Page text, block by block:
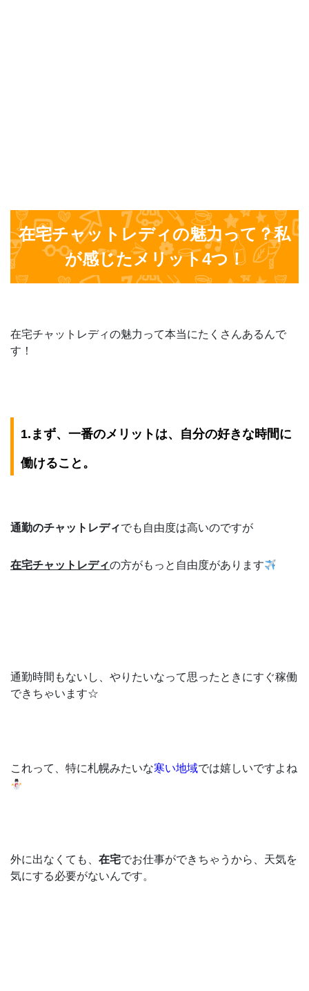
在宅チャットレディの魅力って？私
が感じたメリット4つ！
在宅チャットレディの魅力って本当にたくさんあるんで
す！
1.まず、一番のメリットは、自分の好きな時間に
働けること。
通勤のチャットレディでも自由度は高いのですが
在宅チャットレディの方がもっと自由度があります
通勤時間もないし、やりたいなって思ったときにすぐ稼働
できちゃいます☆
これって、特に札幌みたいな寒い地域では嬉しいですよね
外に出なくても、 在宅でお仕事ができちゃうから、天気を
気にする必要がないんです。